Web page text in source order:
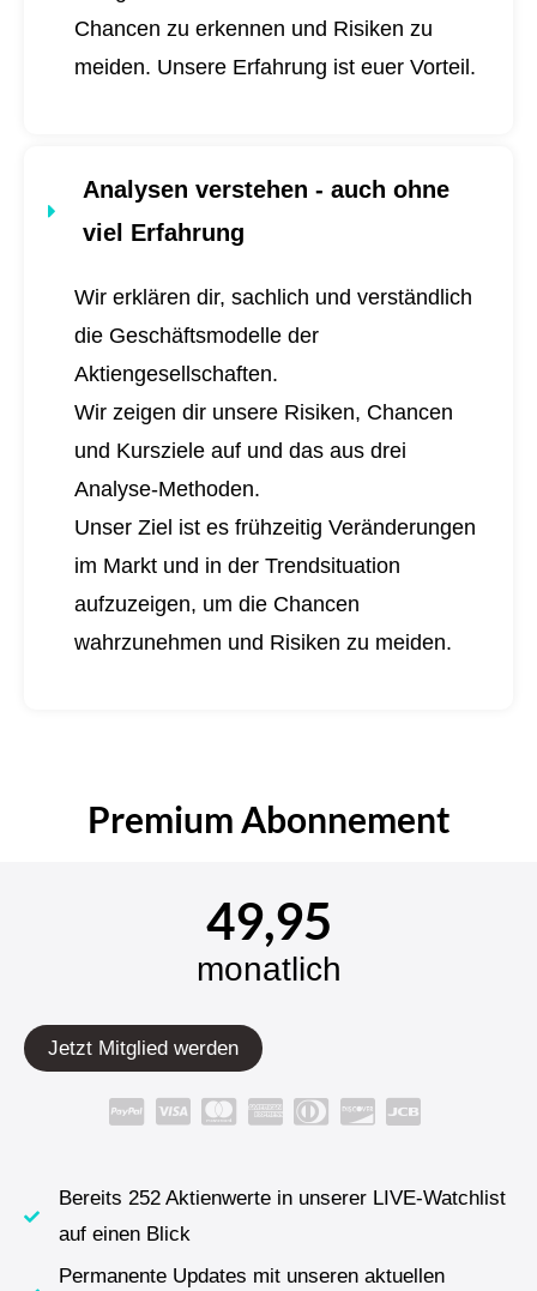
Chancen zu erkennen und Risiken zu
meiden. Unsere Erfahrung ist euer Vorteil.
Analysen verstehen - auch ohne
viel Erfahrung
Wir erklären dir, sachlich und verständlich
die Geschäftsmodelle der
Aktiengesellschaften.
Wir zeigen dir unsere Risiken, Chancen
und Kursziele auf und das aus drei
Analyse-Methoden.
Unser Ziel ist es frühzeitig Veränderungen
im Markt und in der Trendsituation
aufzuzeigen, um die Chancen
wahrzunehmen und Risiken zu meiden.
Premium Abonnement
49,95
monatlich
Jetzt Mitglied werden
Bereits 252 Aktienwerte in unserer LIVE-Watchlist
auf einen Blick
Permanente Updates mit unseren aktuellen